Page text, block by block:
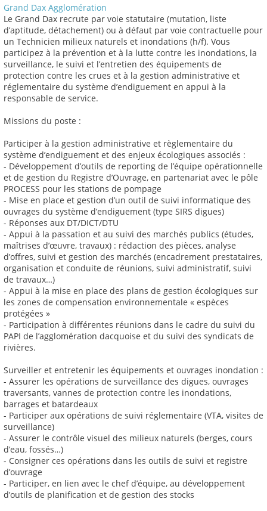
Grand Dax Agglomération
Le Grand Dax recrute par voie statutaire (mutation, liste
d’aptitude, détachement) ou à défaut par voie contractuelle pour
un Technicien milieux naturels et inondations (h/f). Vous
participez à la prévention et à la lutte contre les inondations, la
surveillance, le suivi et l’entretien des équipements de
protection contre les crues et à la gestion administrative et
réglementaire du système d’endiguement en appui à la
responsable de service.
Missions du poste :
Participer à la gestion administrative et règlementaire du
système d’endiguement et des enjeux écologiques associés :
- Développement d’outils de reporting de l’équipe opérationnelle
et de gestion du Registre d’Ouvrage, en partenariat avec le pôle
PROCESS pour les stations de pompage
- Mise en place et gestion d’un outil de suivi informatique des
ouvrages du système d’endiguement (type SIRS digues)
- Réponses aux DT/DICT/DTU
- Appui à la passation et au suivi des marchés publics (études,
maîtrises d’œuvre, travaux) : rédaction des pièces, analyse
d’offres, suivi et gestion des marchés (encadrement prestataires,
organisation et conduite de réunions, suivi administratif, suivi
de travaux…)
- Appui à la mise en place des plans de gestion écologiques sur
les zones de compensation environnementale « espèces
protégées »
- Participation à différentes réunions dans le cadre du suivi du
PAPI de l’agglomération dacquoise et du suivi des syndicats de
rivières.
Surveiller et entretenir les équipements et ouvrages inondation :
- Assurer les opérations de surveillance des digues, ouvrages
traversants, vannes de protection contre les inondations,
barrages et batardeaux
- Participer aux opérations de suivi réglementaire (VTA, visites de
surveillance)
- Assurer le contrôle visuel des milieux naturels (berges, cours
d’eau, fossés…)
- Consigner ces opérations dans les outils de suivi et registre
d’ouvrage
- Participer, en lien avec le chef d’équipe, au développement
d’outils de planification et de gestion des stocks